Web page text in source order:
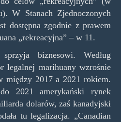
W Stanach Zjednoczonych
dostępna zgodnie z prawem
„rekreacyjna” – w 11.
biznesowi. Według
legalnej marihuany wzrośnie
między 2017 a 2021 rokiem.
2021 amerykański rynek
dolarów, zaś kanadyjski
tu legalizacja. „Canadian